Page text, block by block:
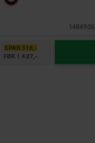
1484906
SPAR 516,-
FØR 1.427,-